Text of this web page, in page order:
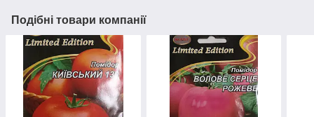
Подібні товари компанії